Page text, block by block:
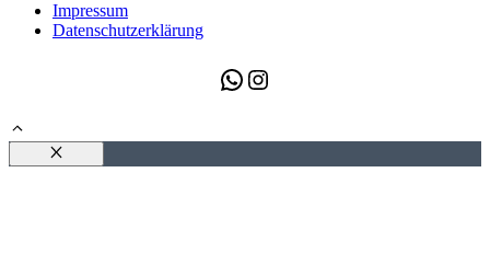
Impressum
Datenschutzerklärung
WhatsApp
Instagram
Schließen